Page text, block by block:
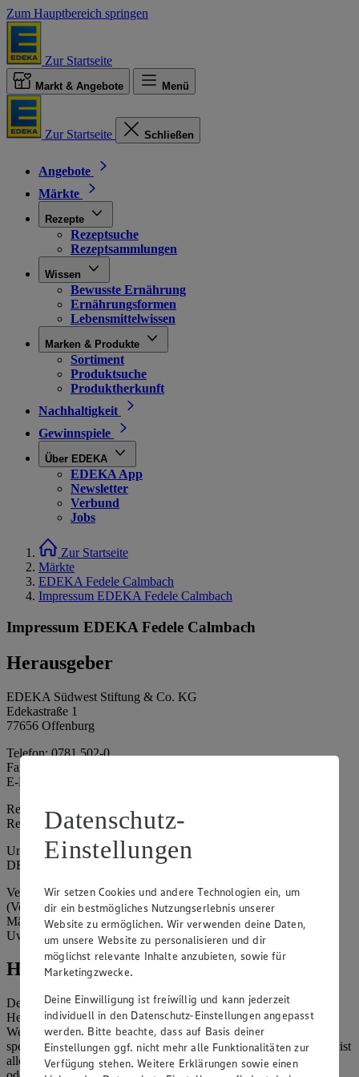
Zum Hauptbereich springen
Zur Startseite
Markt & Angebote Menü
Zur Startseite Schließen
Angebote
Märkte
Rezepte
Rezeptsuche
Rezeptsammlungen
Wissen
Bewusste Ernährung
Ernährungsformen
Lebensmittelwissen
Marken & Produkte
Sortiment
Produktsuche
Produktherkunft
Nachhaltigkeit
Gewinnspiele
Über EDEKA
EDEKA App
Newsletter
Verbund
Jobs
Zur Startseite
Märkte
EDEKA Fedele Calmbach
Impressum EDEKA Fedele Calmbach
Impressum EDEKA Fedele Calmbach
Herausgeber
EDEKA Südwest Stiftung & Co. KG
Edekastraße 1
77656 Offenburg
Telefon: 0781 502-0
Fax: 0781 502-6180
E-Mail: kundenservice@edeka-suedwest.de
Registergericht: Amtsgericht Freiburg i.B.
Registernummer: HRA 707629
Umsatzsteuer-Identifikationsnummer gem. § 27a UStG:
DE815916131
Vertretungsberechtigte: Rainer Huber (Sprecher)
(Vorstandsmitglied), Klaus Fickert (Vorstandsmitglied), Jürgen
Mäder (Vorstandsmitglied), Patrick Mogck (Vorstandsmitglied),
Uwe Kohler
Hinweise
Der Inhalt dieser Website ist urheberrechtlich geschützt. Der
Herausgeber gewährt Ihnen jedoch das Recht, den auf dieser
Website bereitgestellten Text ganz oder ausschnittsweise zu
speichern und zu vervielfältigen. Aus Gründen des Urheberrechts ist
allerdings die Speicherung und Vervielfältigung von Bildmaterial
Datenschutz-
Einstellungen
Wir setzen Cookies und andere Technologien ein, um
dir ein bestmögliches Nutzungserlebnis unserer
Website zu ermöglichen. Wir verwenden deine Daten,
um unsere Website zu personalisieren und dir
möglichst relevante Inhalte anzubieten, sowie für
Marketingzwecke.
Deine Einwilligung ist freiwillig und kann jederzeit
individuell in den Datenschutz-Einstellungen angepasst
werden. Bitte beachte, dass auf Basis deiner
Einstellungen ggf. nicht mehr alle Funktionalitäten zur
Verfügung stehen. Weitere Erklärungen sowie einen